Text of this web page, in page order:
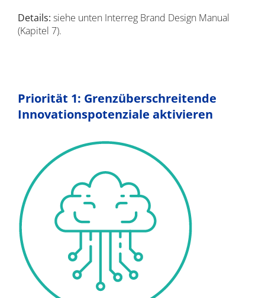
Details: siehe unten Interreg Brand Design Manual
(Kapitel 7).
Priorität 1: Grenzüberschreitende
Innovationspotenziale aktivieren